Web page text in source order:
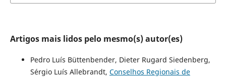
Artigos mais lidos pelo mesmo(s) autor(es)
Pedro Luís Büttenbender, Dieter Rugard Siedenberg,
Sérgio Luís Allebrandt, Conselhos Regionais de